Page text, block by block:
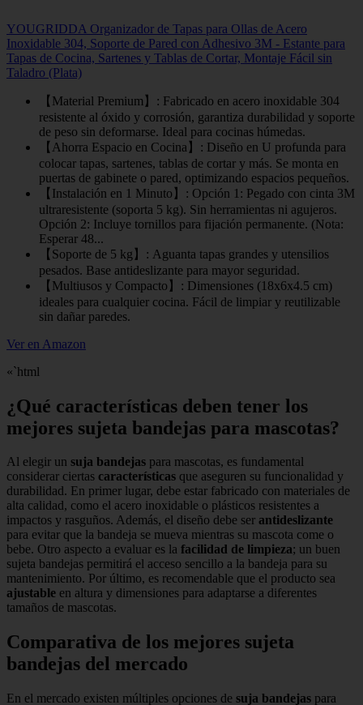
YOUGRIDDA Organizador de Tapas para Ollas de Acero
Inoxidable 304, Soporte de Pared con Adhesivo 3M - Estante para
Tapas de Cocina, Sartenes y Tablas de Cortar, Montaje Fácil sin
Taladro (Plata)
【Material Premium】: Fabricado en acero inoxidable 304
resistente al óxido y corrosión, garantiza durabilidad y soporte
de peso sin deformarse. Ideal para cocinas húmedas.
【Ahorra Espacio en Cocina】: Diseño en U profunda para
colocar tapas, sartenes, tablas de cortar y más. Se monta en
puertas de gabinete o pared, optimizando espacios pequeños.
【Instalación en 1 Minuto】: Opción 1: Pegado con cinta 3M
ultraresistente (soporta 5 kg). Sin herramientas ni agujeros.
Opción 2: Incluye tornillos para fijación permanente. (Nota:
Esperar 48...
【Soporte de 5 kg】: Aguanta tapas grandes y utensilios
pesados. Base antideslizante para mayor seguridad.
【Multiusos y Compacto】: Dimensiones (18x6x4.5 cm)
ideales para cualquier cocina. Fácil de limpiar y reutilizable
sin dañar paredes.
Ver en Amazon
«`html
¿Qué características deben tener los
mejores sujeta bandejas para mascotas?
Al elegir un suja bandejas para mascotas, es fundamental
considerar ciertas características que aseguren su funcionalidad y
durabilidad. En primer lugar, debe estar fabricado con materiales de
alta calidad, como el acero inoxidable o plásticos resistentes a
impactos y rasguños. Además, el diseño debe ser antideslizante
para evitar que la bandeja se mueva mientras su mascota come o
bebe. Otro aspecto a evaluar es la facilidad de limpieza; un buen
sujeta bandejas permitirá el acceso sencillo a la bandeja para su
mantenimiento. Por último, es recomendable que el producto sea
ajustable en altura y dimensiones para adaptarse a diferentes
tamaños de mascotas.
Comparativa de los mejores sujeta
bandejas del mercado
En el mercado existen múltiples opciones de suja bandejas para